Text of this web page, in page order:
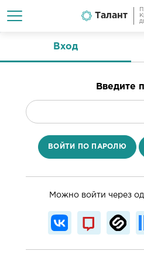
Талант
Вход
Введите
ВОЙТИ ПО ПАРОЛЮ
Можно войти через